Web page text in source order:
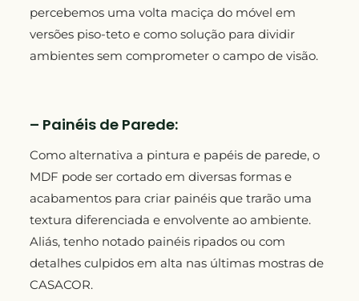
percebemos uma volta maciça do móvel em
versões piso-teto e como solução para dividir
ambientes sem comprometer o campo de visão.
– Painéis de Parede:
Como alternativa a pintura e papéis de parede, o
MDF pode ser cortado em diversas formas e
acabamentos para criar painéis que trarão uma
textura diferenciada e envolvente ao ambiente.
Aliás, tenho notado painéis ripados ou com
detalhes culpidos em alta nas últimas mostras de
CASACOR.